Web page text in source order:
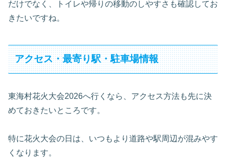
だけでなく、トイレや帰りの移動のしやすさも確認してお
きたいですね。
アクセス・最寄り駅・駐車場情報
東海村花火大会2026へ行くなら、アクセス方法も先に決
めておきたいところです。
特に花火大会の日は、いつもより道路や駅周辺が混みやす
くなります。